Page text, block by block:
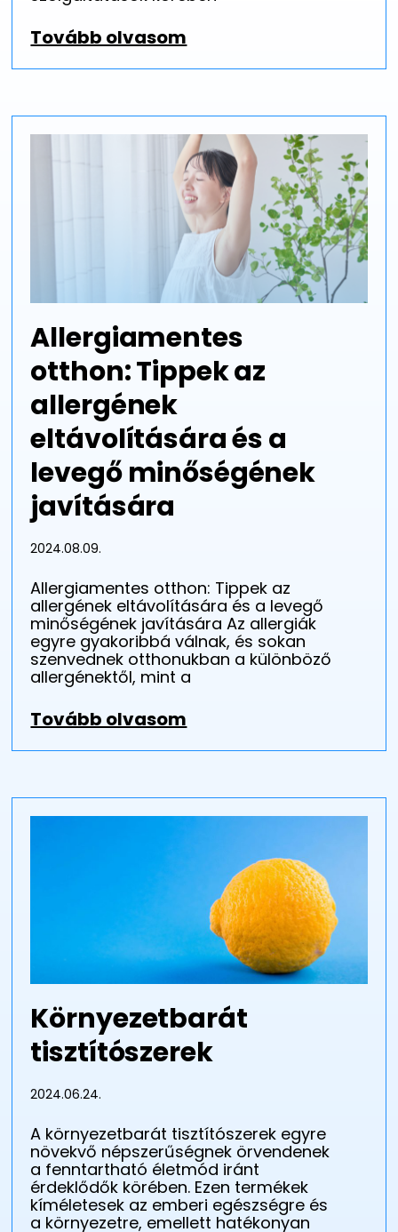
Tovább olvasom
Allergiamentes
otthon: Tippek az
allergének
eltávolítására és a
levegő minőségének
javítására
2024.08.09.
Allergiamentes otthon: Tippek az
allergének eltávolítására és a levegő
minőségének javítására Az allergiák
egyre gyakoribbá válnak, és sokan
szenvednek otthonukban a különböző
allergénektől, mint a
Tovább olvasom
Környezetbarát
tisztítószerek
2024.06.24.
A környezetbarát tisztítószerek egyre
növekvő népszerűségnek örvendenek
a fenntartható életmód iránt
érdeklődők körében. Ezen termékek
kíméletesek az emberi egészségre és
a környezetre, emellett hatékonyan